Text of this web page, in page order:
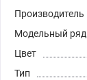
Производитель
Модельный ряд
Цвет
Тип